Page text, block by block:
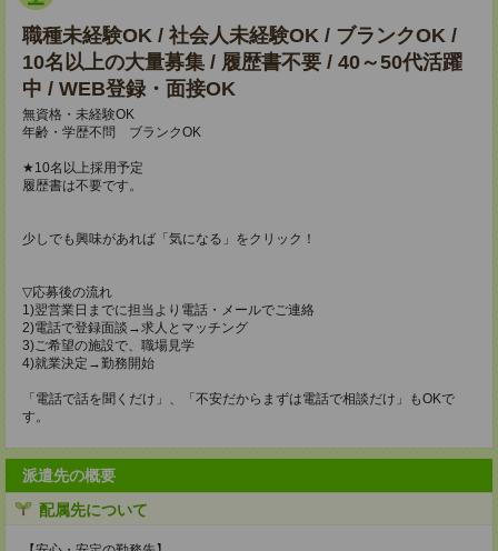
職種未経験OK / 社会人未経験OK / ブランクOK /
10名以上の大量募集 / 履歴書不要 / 40～50代活躍
中 / WEB登録・面接OK
無資格・未経験OK
年齢・学歴不問 ブランクOK
★10名以上採用予定
履歴書は不要です。
少しでも興味があれば「気になる」をクリック！
▽応募後の流れ
1)翌営業日までに担当より電話・メールでご連絡
2)電話で登録面談→求人とマッチング
3)ご希望の施設で、職場見学
4)就業決定→勤務開始
「電話で話を聞くだけ」、「不安だからまずは電話で相談だけ」もOKで
す。
派遣先の概要
配属先について